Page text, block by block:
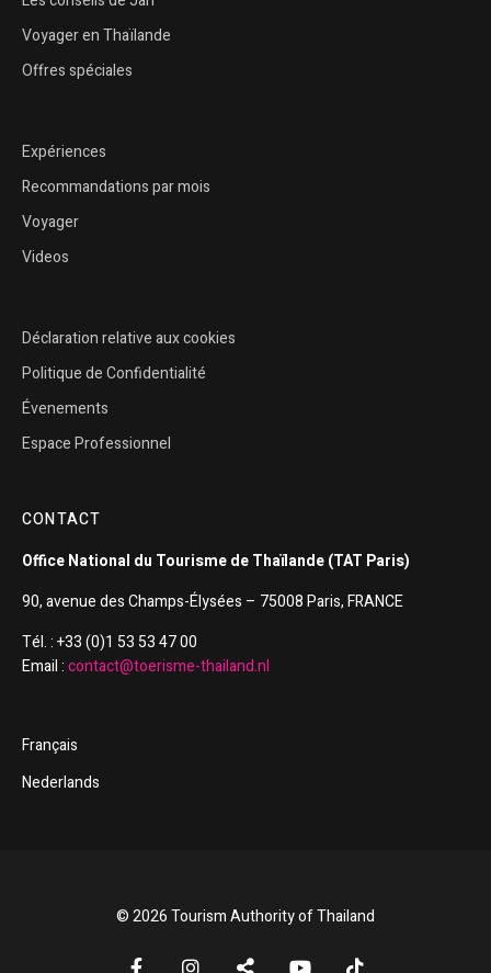
Voyager en Thaïlande
Offres spéciales
Expériences
Recommandations par mois
Voyager
Videos
Déclaration relative aux cookies
Politique de Confidentialité
Évenements
Espace Professionnel
CONTACT
Office National du Tourisme de Thaïlande (TAT Paris)
90, avenue des Champs-Élysées – 75008 Paris, FRANCE
Tél. : +33 (0)1 53 53 47 00
Email :contact@toerisme-thailand.nl
Français
Nederlands
© 2026 Tourism Authority of Thailand